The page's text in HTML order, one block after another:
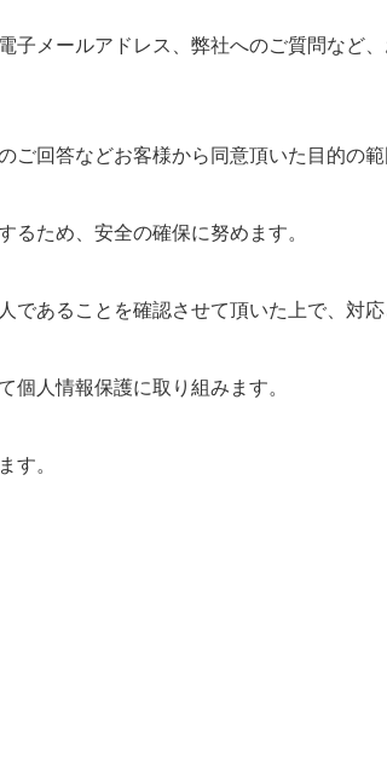
メールアドレス、弊社へのご質問など
回答などお客様から同意頂いた目的の範
るため、安全の確保に努めます。
あることを確認させて頂いた上で、対応
個人情報保護に取り組みます。
す。